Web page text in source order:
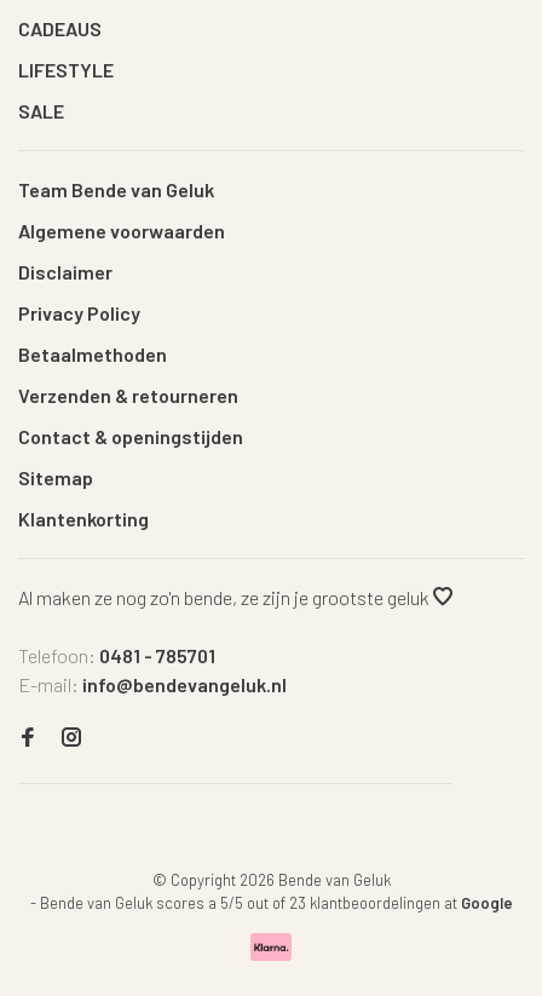
CADEAUS
LIFESTYLE
SALE
Team Bende van Geluk
Algemene voorwaarden
Disclaimer
Privacy Policy
Betaalmethoden
Verzenden & retourneren
Contact & openingstijden
Sitemap
Klantenkorting
Al maken ze nog zo'n bende, ze zijn je grootste geluk
Telefoon: 0481 - 785701
E-mail: info@bendevangeluk.nl
© Copyright 2026 Bende van Geluk
- Bende van Geluk scores a 5/5 out of 23 klantbeoordelingen at Google